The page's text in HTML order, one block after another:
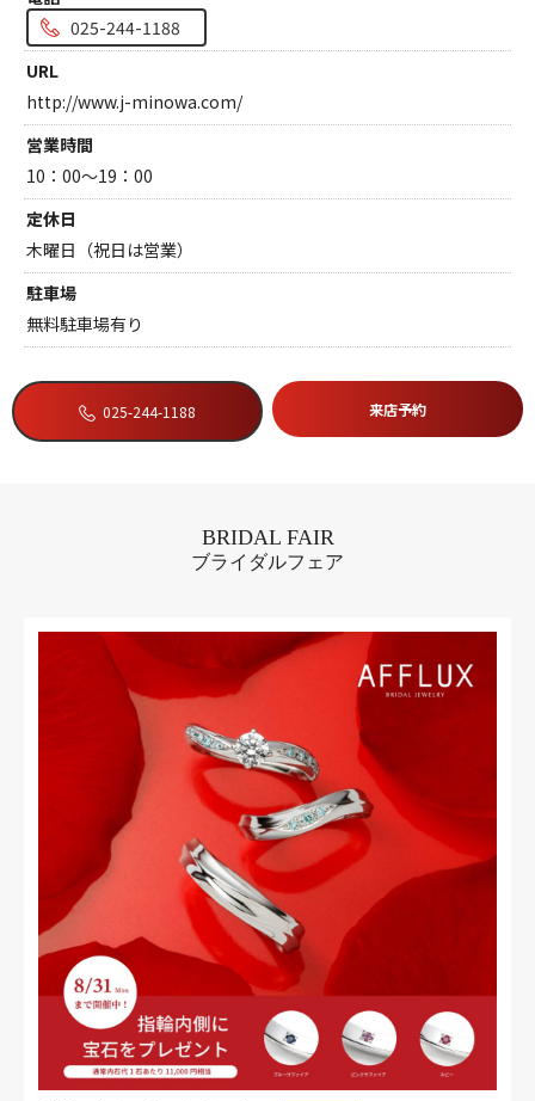
カタログ請求
受付時間 11:00〜19:00/火曜日定休
よくあるご質問
025-244-1188
URL
http://www.j-minowa.com/
営業時間
10：00～19：00
定休日
木曜日（祝日は営業）
駐車場
無料駐車場有り
025-244-1188 来店予約
BRIDAL FAIR
ブライダルフェア